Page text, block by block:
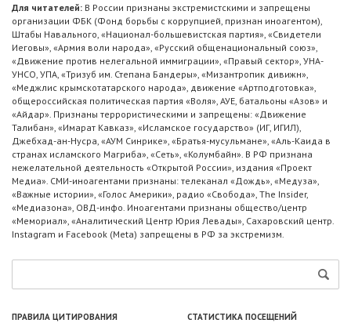
Для читателей: В России признаны экстремистскими и запрещены
организации ФБК (Фонд борьбы с коррупцией, признан иноагентом),
Штабы Навального, «Национал-большевистская партия», «Свидетели
Иеговы», «Армия воли народа», «Русский общенациональный союз»,
«Движение против нелегальной иммиграции», «Правый сектор», УНА-
УНСО, УПА, «Тризуб им. Степана Бандеры», «Мизантропик дивижн»,
«Меджлис крымскотатарского народа», движение «Артподготовка»,
общероссийская политическая партия «Воля», АУЕ, батальоны «Азов» и
«Айдар». Признаны террористическими и запрещены: «Движение
Талибан», «Имарат Кавказ», «Исламское государство» (ИГ, ИГИЛ),
Джебхад-ан-Нусра, «АУМ Синрике», «Братья-мусульмане», «Аль-Каида в
странах исламского Магриба», «Сеть», «Колумбайн». В РФ признана
нежелательной деятельность «Открытой России», издания «Проект
Медиа». СМИ-иноагентами признаны: телеканал «Дождь», «Медуза»,
«Важные истории», «Голос Америки», радио «Свобода», The Insider,
«Медиазона», ОВД-инфо. Иноагентами признаны общество/центр
«Мемориал», «Аналитический Центр Юрия Левады», Сахаровский центр.
Instagram и Facebook (Metа) запрещены в РФ за экстремизм.
ПРАВИЛА ЦИТИРОВАНИЯ СТАТИСТИКА ПОСЕЩЕНИЙ